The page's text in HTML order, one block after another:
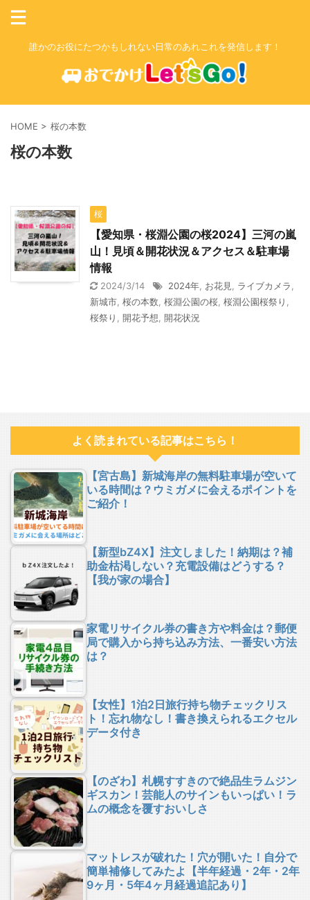
誰かのお役にたつかもしれない日常のあれこれを発信します！
HOME > 桜の本数
桜の本数
桜
【愛知県・桜淵公園の桜2024】三河の嵐
山！見頃＆開花状況＆アクセス＆駐車場
情報
2024/3/14 2024年 お花見 ライブカメラ
新城市 桜の本数 桜淵公園の桜 桜淵公園桜祭り
桜祭り
開花予想 開花状況
よく読まれている記事はこちら！
【宮古島】新城海岸の無料駐車場が空いて
いる時間は？ウミガメに会えるポイントを
ご紹介！
【新型bZ4X】注文しました！納期は？補
助金枯渇しない？充電設備はどうする？
【我が家の場合】
家電リサイクル券の書き方や料金は？郵便
局で購入から持ち込み方法、一番安い方法
は？
【女性】1泊2日旅行持ち物チェックリス
ト！忘れ物なし！書き換えられるエクセル
データ付き
【のざわ】札幌すすきので絶品生ラムジン
ギスカン！芸能人のサインもいっぱい！ラ
ムの概念を覆すおいしさ
マットレスが破れた！穴が開いた！自分で
簡単補修してみたよ【半年経過・2年・2年
9ヶ月・5年4ヶ月経過追記あり】